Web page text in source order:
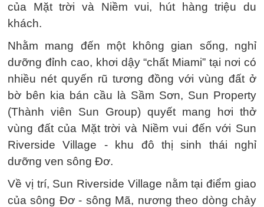
của Mặt trời và Niềm vui, hút hàng triệu du
khách.
Nhằm mang đến một không gian sống, nghỉ
dưỡng đỉnh cao, khơi dậy “chất Miami” tại nơi có
nhiều nét quyến rũ tương đồng với vùng đất ở
bờ bên kia bán cầu là Sầm Sơn, Sun Property
(Thành viên Sun Group) quyết mang hơi thở
vùng đất của Mặt trời và Niềm vui đến với Sun
Riverside Village - khu đô thị sinh thái nghỉ
dưỡng ven sông Đơ.
Về vị trí, Sun Riverside Village nằm tại điểm giao
của sông Đơ - sông Mã, nương theo dòng chảy